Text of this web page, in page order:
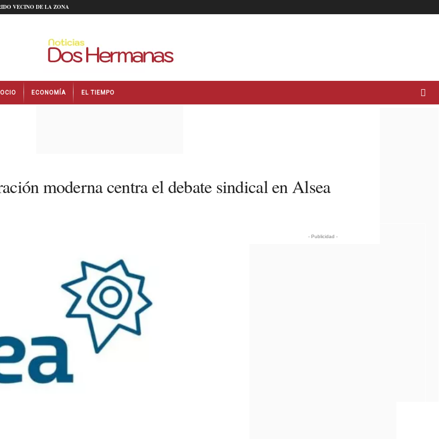
VECINO DE LA ZONA
OCIO ECONOMÍA EL TIEMPO
moderna centra el debate sindical en Alsea
- Publicidad -